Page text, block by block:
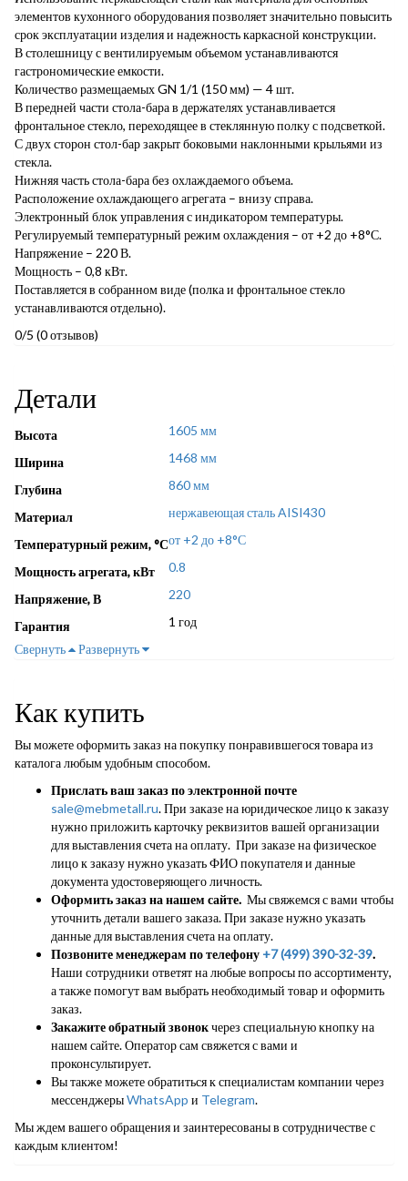
элементов кухонного оборудования позволяет значительно повысить
срок эксплуатации изделия и надежность каркасной конструкции.
В столешницу с вентилируемым объемом устанавливаются
гастрономические емкости.
Количество размещаемых GN 1/1 (150 мм) — 4 шт.
В передней части стола-бара в держателях устанавливается
фронтальное стекло, переходящее в стеклянную полку с подсветкой.
С двух сторон стол-бар закрыт боковыми наклонными крыльями из
стекла.
Нижняя часть стола-бара без охлаждаемого объема.
Расположение охлаждающего агрегата – внизу справа.
Электронный блок управления с индикатором температуры.
Регулируемый температурный режим охлаждения – от +2 до +8°С.
Напряжение – 220 В.
Мощность – 0,8 кВт.
Поставляется в собранном виде (полка и фронтальное стекло
устанавливаются отдельно).
0/5 (0 отзывов)
Детали
Высота 1605 мм
Ширина 1468 мм
Глубина 860 мм
Материал нержавеющая сталь AISI430
Температурный режим, °Сот +2 до +8°С
Мощность агрегата, кВт 0.8
Напряжение, В 220
Гарантия
1 год
Свернуть
Развернуть
Как купить
Вы можете оформить заказ на покупку понравившегося товара из
каталога любым удобным способом.
Прислать ваш заказ по электронной почте
sale@mebmetall.ru. При заказе на юридическое лицо к заказу
нужно приложить карточку реквизитов вашей организации
для выставления счета на оплату. При заказе на физическое
лицо к заказу нужно указать ФИО покупателя и данные
документа удостоверяющего личность.
Оформить заказ на нашем сайте. Мы свяжемся с вами чтобы
уточнить детали вашего заказа. При заказе нужно указать
данные для выставления счета на оплату.
Позвоните менеджерам по телефону +7 (499) 390-32-39.
Наши сотрудники ответят на любые вопросы по ассортименту,
а также помогут вам выбрать необходимый товар и оформить
заказ.
Закажите обратный звонокчерез специальную кнопку на
нашем сайте. Оператор сам свяжется с вами и
проконсультирует.
Вы также можете обратиться к специалистам компании через
мессенджерыWhatsApp и Telegram.
Мы ждем вашего обращения и заинтересованы в сотрудничестве с
каждым клиентом!